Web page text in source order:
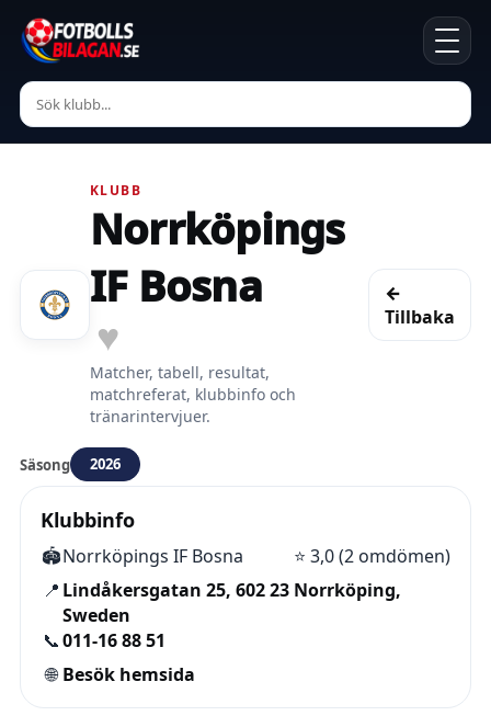
KLUBB
Norrköpings
IF Bosna
♥
Matcher, tabell, resultat,
matchreferat, klubbinfo och
tränarintervjuer.
←
Tillbaka
Säsong 2026
Klubbinfo
🏟️Norrköpings IF Bosna ⭐ 3,0 (2 omdömen)
📍 Lindåkersgatan 25, 602 23 Norrköping,
Sweden
📞011-16 88 51
🌐 Besök hemsida